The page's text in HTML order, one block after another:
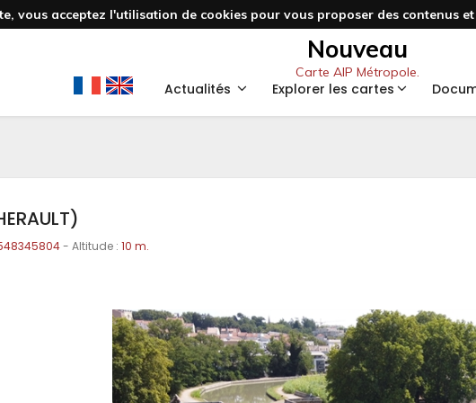
vous acceptez l'utilisation de cookies pour vous proposer des contenus
Nouveau
Carte AIP Métropole.
Actualités Explorer les cartes
- Altitude : 10 m.